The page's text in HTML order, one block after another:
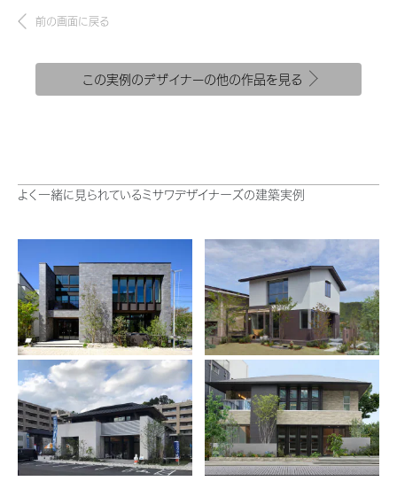
ミサワアイデンティティ
前の画面に戻る
この実例のデザイナーの他の作品を見る
よく一緒に見られているミサワデザイナーズの建築実例